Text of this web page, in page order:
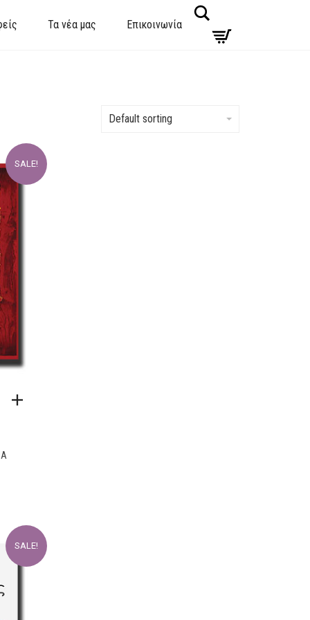
Τα νέα μας Επικοινωνία
Default sorting
SALE!
SALE!